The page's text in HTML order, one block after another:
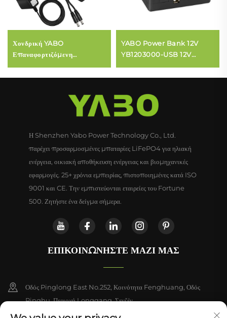
Χονδρική YABO
Επαναφορτιζόμενη
3000mAh Ιόντων Λιθίου,
Έξοδος, Power Bank Λιθίου
YABO Power Bank 12V
YB1203000-USB 12V
Μπαταριών Ιόντων Λιθίου,
LED, Κάμερα CCTV και άλλα
Η Shenzhen Yabo Power Technology Co., Ltd.
παρέχει προσαρμοσμένες μπαταρίες LiFePO4 για ηλιακή
ενέργεια, οικιακή αποθήκευση ενέργειας και βιομηχανικές
εφαρμογές. 25+ χρόνια εμπειρίας, πιστοποιημένες κατά ISO
9001 και CE. Την εμπιστεύονται εταιρείες του Fortune
500. Ζητήστε ένα δείγμα σήμερα.
ΕΠΙΚΟΙΝΩΝΉΣΤΕ ΜΑΖΊ ΜΑΣ
Οδός Pinglong East No.252, Κοινότητα Fenghuang, Οδός
Pinghu, Περιοχή Longgang, Σενζέν